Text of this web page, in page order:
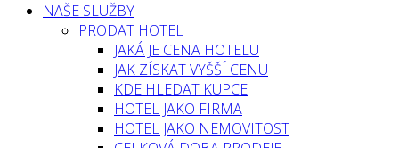
NAŠE SLUŽBY
PRODAT HOTEL
JAKÁ JE CENA HOTELU
JAK ZÍSKAT VYŠŠÍ CENU
KDE HLEDAT KUPCE
HOTEL JAKO FIRMA
HOTEL JAKO NEMOVITOST